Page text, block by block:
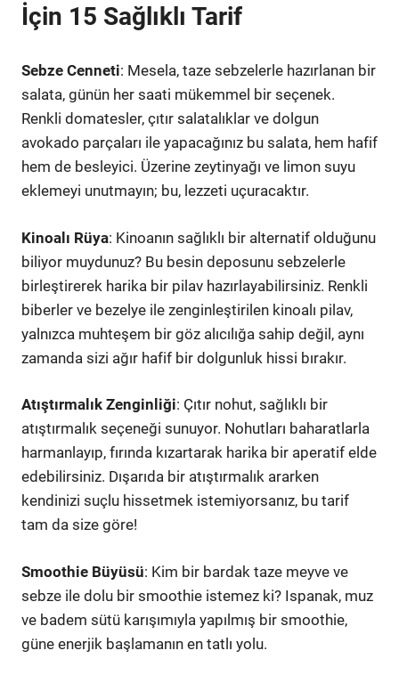
İçin 15 Sağlıklı Tarif
Sebze Cenneti: Mesela, taze sebzelerle hazırlanan bir
salata, günün her saati mükemmel bir seçenek.
Renkli domatesler, çıtır salatalıklar ve dolgun
avokado parçaları ile yapacağınız bu salata, hem hafif
hem de besleyici. Üzerine zeytinyağı ve limon suyu
eklemeyi unutmayın; bu, lezzeti uçuracaktır.
Kinoalı Rüya: Kinoanın sağlıklı bir alternatif olduğunu
biliyor muydunuz? Bu besin deposunu sebzelerle
birleştirerek harika bir pilav hazırlayabilirsiniz. Renkli
biberler ve bezelye ile zenginleştirilen kinoalı pilav,
yalnızca muhteşem bir göz alıcılığa sahip değil, aynı
zamanda sizi ağır hafif bir dolgunluk hissi bırakır.
Atıştırmalık Zenginliği: Çıtır nohut, sağlıklı bir
atıştırmalık seçeneği sunuyor. Nohutları baharatlarla
harmanlayıp, fırında kızartarak harika bir aperatif elde
edebilirsiniz. Dışarıda bir atıştırmalık ararken
kendinizi suçlu hissetmek istemiyorsanız, bu tarif
tam da size göre!
Smoothie Büyüsü: Kim bir bardak taze meyve ve
sebze ile dolu bir smoothie istemez ki? Ispanak, muz
ve badem sütü karışımıyla yapılmış bir smoothie,
güne enerjik başlamanın en tatlı yolu.